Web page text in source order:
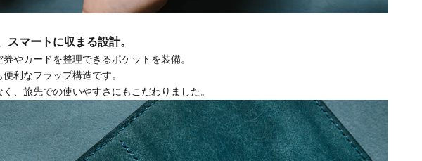
マートに収まる設計。
やカードを整理できるポケットを装備。
利なフラップ構造です。
、旅先での使いやすさにもこだわりました。